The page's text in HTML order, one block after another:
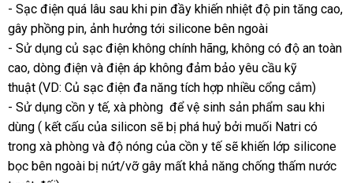
rung
kết
nối
App
Magic
Motion
Dante
- Sạc điện Mỹ
quá lâu sau khi pin đầy khiến nhiệt độ pin tăng cao,
gây phồng pindịch
vụ
, ảnh hưởng tới silicone bên ngoài
- Sử dụng củ sạc điện không chính hãngcũ
, không có độ an toàn
caotiết
kiệm
, dòng điện hàng
nhái
và điện áp không đảm bảo yêu cầu kỹ
thuật (VD: Củ sạc điện đa năng tích hợp nhiều cổng cắm)
- Sử dụng cồn y tếhàng
giả
, xà phòng phản
hồi
để vệ sinh sản phẩm sau khi
dùng ( kết cấu tận
nơi
của silicon đẹp
sẽ bị phá huỷ ăn
trộm
bởi muối Natri có
trong xà phòng khuyến
mãi
và độ nóng giá
sỉ
của cồn y tế rẻ
nhất
sẽ khiến lớp silicone
bọc bên ngoài bị nứt/vỡ gây mất khả năng chống thấm nước